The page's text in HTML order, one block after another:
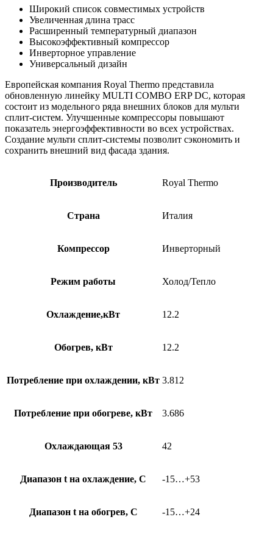
Широкий список совместимых устройств
Увеличенная длина трасс
Расширенный температурный диапазон
Высокоэффективный компрессор
Инверторное управление
Универсальный дизайн
Европейская компания Royal Thermo представила
обновленную линейку MULTI COMBO ERP DC, которая
состоит из модельного ряда внешних блоков для мульти
сплит-систем. Улучшенные компрессоры повышают
показатель энергоэффективности во всех устройствах.
Создание мульти сплит-системы позволит сэкономить и
сохранить внешний вид фасада здания.
Производитель Royal Thermo
Страна Италия
Компрессор Инверторный
Режим работы Холод/Тепло
Охлаждение,кВт 12.2
Обогрев, кВт 12.2
Потребление при охлаждении, кВт 3.812
Потребление при обогреве, кВт 3.686
Охлаждающая 53 42
Диапазон t на охлаждение, С -15…+53
Диапазон t на обогрев, С -15…+24